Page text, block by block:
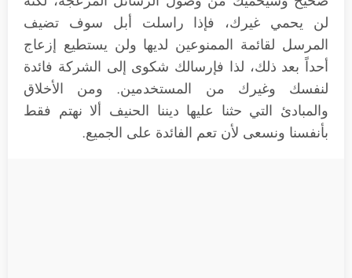
لن يحمي غيرك، فإذا راسلت أبل سوف تضيف
المرسل لقائمة الممنوعين لديها ولن يستطيع إزعاج
أحداً بعد ذلك، لذا فإرسالك شكوى إلى الشركة فائدة
لنفسك وغيرك من المستخدمين. ومن الأخلاق
والمبادئ التي حثنا عليها ديننا الحنيف ألا نهتم فقط
بأنفسنا ونسعى لأن تعم الفائدة على الجميع.